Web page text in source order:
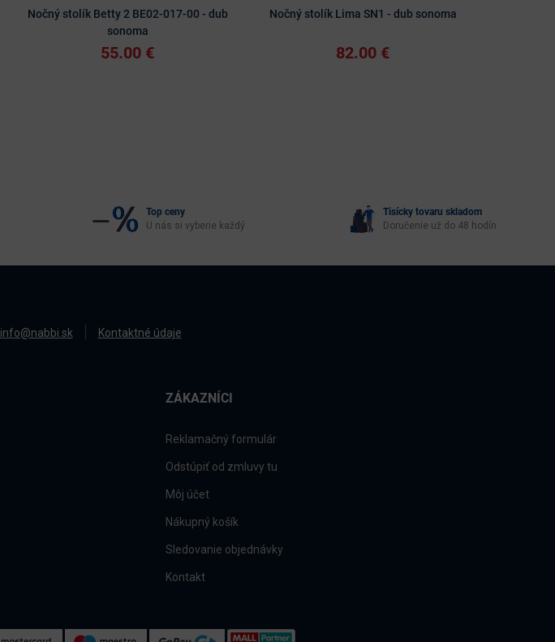
Nočný stolík Betty 2 BE02-017-00 - dub
sonoma
55.00 €
Nočný stolík Lima SN1 - dub sonoma
82.00 €
Top ceny
U nás si vyberie každý
Tisícky tovaru skladom
Doručenie už do 48 hodín
info@nabbi.sk Kontaktné údaje
ZÁKAZNÍCI
Reklamačný formulár
Odstúpiť od zmluvy tu
Môj účet
Nákupný košík
Sledovanie objednávky
Kontakt